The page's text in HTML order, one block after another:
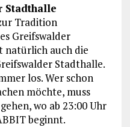
Stadthalle
Tradition
Greifswalder
natürlich auch die
Stadthalle.
los. Wer schon
möchte, muss
wo ab 23:00 Uhr
beginnt.